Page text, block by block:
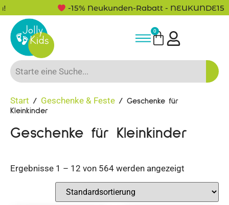
-15% Neukunden-Rabatt - NEUKUNDE15
0
Start / Geschenke & Feste / Geschenke für
Kleinkinder
Geschenke für Kleinkinder
Ergebnisse 1 – 12 von 564 werden angezeigt